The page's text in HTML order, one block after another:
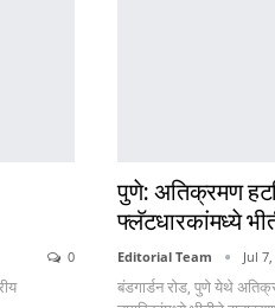
0
पुणे: अतिक्रमण
फ्लॅटधारकांमध्ये
Editorial Team Jul
बंडगार्डन रोड, पुणे येथे